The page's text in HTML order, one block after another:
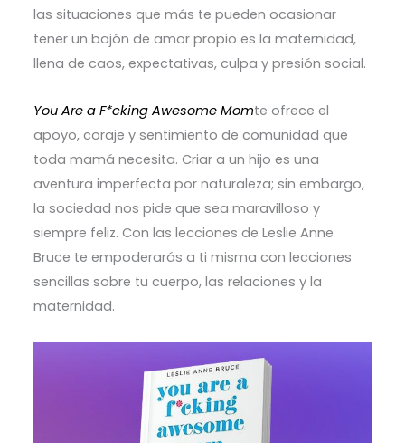
las situaciones que más te pueden ocasionar
tener un bajón de amor propio es la maternidad,
llena de caos, expectativas, culpa y presión social.
You Are a F*cking Awesome Momte ofrece el
apoyo, coraje y sentimiento de comunidad que
toda mamá necesita. Criar a un hijo es una
aventura imperfecta por naturaleza; sin embargo,
la sociedad nos pide que sea maravilloso y
siempre feliz. Con las lecciones de Leslie Anne
Bruce te empoderarás a ti misma con lecciones
sencillas sobre tu cuerpo, las relaciones y la
maternidad.